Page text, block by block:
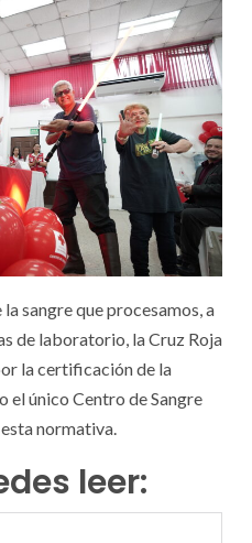
sangre que procesamos, a
de laboratorio, la Cruz Roja
la certificación de la
el único Centro de Sangre
normativa.
leer: